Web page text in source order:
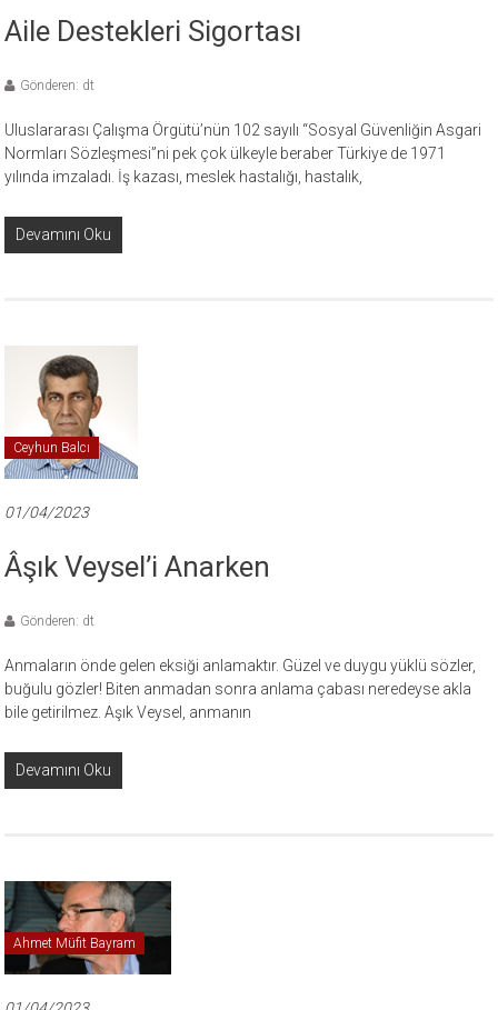
Aile Destekleri Sigortası
Gönderen: dt
Uluslararası Çalışma Örgütü’nün 102 sayılı “Sosyal Güvenliğin Asgari
Normları Sözleşmesi”ni pek çok ülkeyle beraber Türkiye de 1971
yılında imzaladı. İş kazası, meslek hastalığı, hastalık,
Devamını Oku
Ceyhun Balcı
01/04/2023
Âşık Veysel’i Anarken
Gönderen: dt
Anmaların önde gelen eksiği anlamaktır. Güzel ve duygu yüklü sözler,
buğulu gözler! Biten anmadan sonra anlama çabası neredeyse akla
bile getirilmez. Aşık Veysel, anmanın
Devamını Oku
Ahmet Müfit Bayram